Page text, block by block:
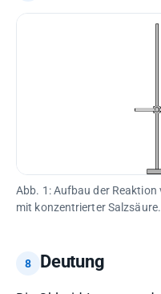
Abb. 1: Aufbau der
mit konzentrierter Salzsäure.
Deutung